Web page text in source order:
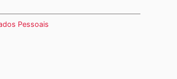
Pessoais